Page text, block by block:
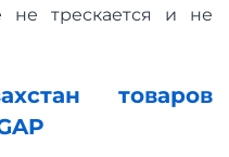
не трескается и не
товаров